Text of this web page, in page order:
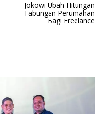
Jokowi Ubah Hitungan
Tabungan Perumahan
Bagi Freelance